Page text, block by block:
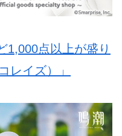
1,000点以上が盛り
レイズ）」